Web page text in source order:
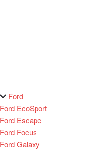
Ford
Ford EcoSport
Ford Escape
Ford Focus
Ford Galaxy